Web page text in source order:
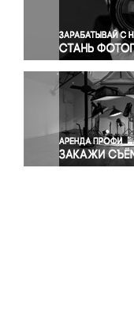
Правосудие
Религия
Светская
Спорт
Экология
Экономика